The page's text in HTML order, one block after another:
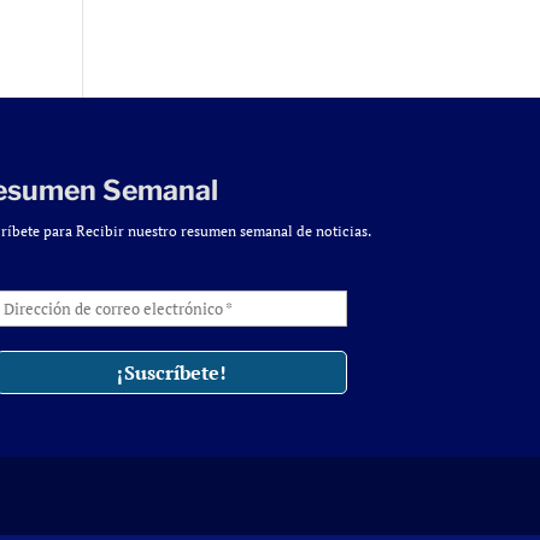
Semanal
para Recibir nuestro resumen semanal de noticias.